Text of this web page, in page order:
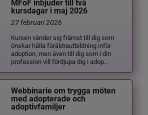
MFoF inbjuder till två
kursdagar i maj 2026
27 februari 2026
Kursen vänder sig främst till dig som
önskar hålla föräldrautbildning inför
adoption, men även till dig som i din
profession vill fördjupa dig i adop...
Webbinarie om trygga möten
med adopterade och
adoptivfamiljer